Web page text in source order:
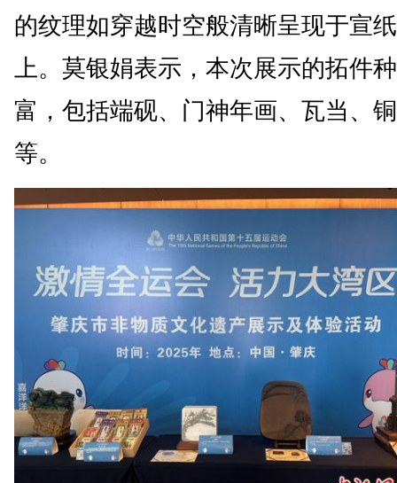
的纹理如穿越时空般清晰呈现于宣
上。莫银娟表示，本次展示的拓件
富，包括端砚、门神年画、瓦当、
等。